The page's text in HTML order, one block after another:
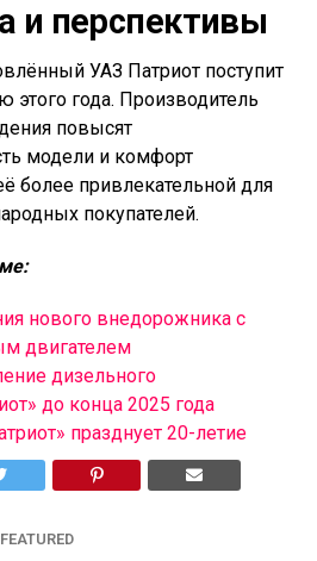
и перспективы
УАЗ Патриот поступит
года. Производитель
повысят
модели и комфорт
более привлекательной для
покупателей.
нового внедорожника с
двигателем
дизельного
до конца 2025 года
празднует 20-летие
FEATURED